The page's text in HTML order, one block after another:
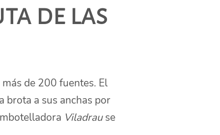
de las
de 200 fuentes. El
brota a sus anchas por
Viladrause